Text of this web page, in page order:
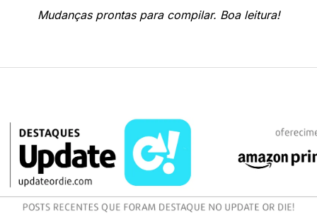
Mudanças prontas para compilar. Boa leitura!